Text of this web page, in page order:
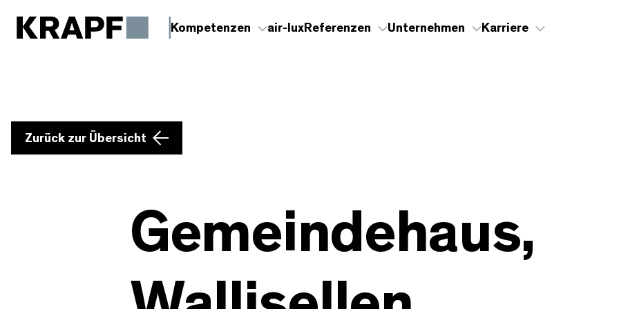
Kompetenzen air-luxReferenzen Unternehmen Karriere
Zurück zur Übersicht
Gemeindehaus,